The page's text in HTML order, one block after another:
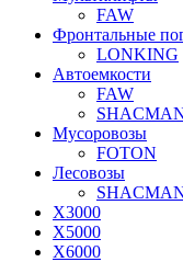
FAW
Фронтальные
LONKING
Автоемкости
FAW
Мусоровозы
FOTON
Лесовозы
X3000
X5000
X6000